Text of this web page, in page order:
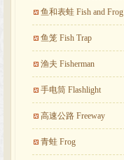
鱼和表蛙 Fish and Frog
鱼笼 Fish Trap
渔夫 Fisherman
手电筒 Flashlight
高速公路 Freeway
青蛙 Frog